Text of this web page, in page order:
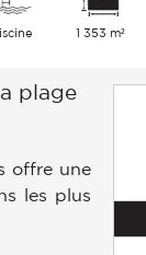
1 353 m²
plage
offre une
les plus